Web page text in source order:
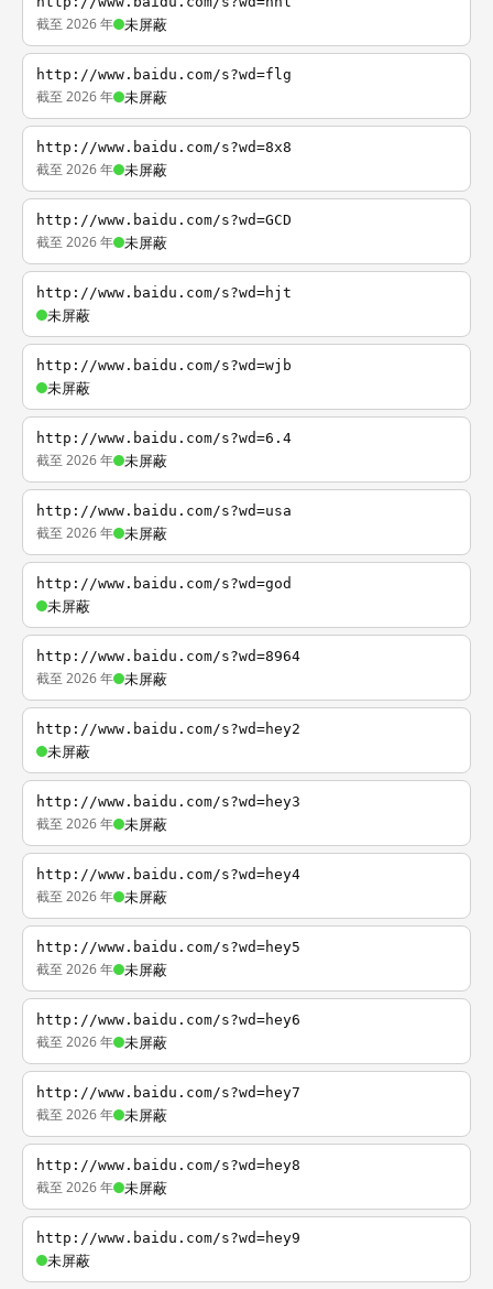
截至 2026 年 未屏蔽
http://www.baidu.com/s?wd=flg
截至 2026 年 未屏蔽
http://www.baidu.com/s?wd=8x8
截至 2026 年 未屏蔽
http://www.baidu.com/s?wd=GCD
截至 2026 年 未屏蔽
http://www.baidu.com/s?wd=hjt
未屏蔽
http://www.baidu.com/s?wd=wjb
未屏蔽
http://www.baidu.com/s?wd=6.4
截至 2026 年 未屏蔽
http://www.baidu.com/s?wd=usa
截至 2026 年 未屏蔽
http://www.baidu.com/s?wd=god
未屏蔽
http://www.baidu.com/s?wd=8964
截至 2026 年 未屏蔽
http://www.baidu.com/s?wd=hey2
未屏蔽
http://www.baidu.com/s?wd=hey3
截至 2026 年 未屏蔽
http://www.baidu.com/s?wd=hey4
截至 2026 年 未屏蔽
http://www.baidu.com/s?wd=hey5
截至 2026 年 未屏蔽
http://www.baidu.com/s?wd=hey6
截至 2026 年 未屏蔽
http://www.baidu.com/s?wd=hey7
截至 2026 年 未屏蔽
http://www.baidu.com/s?wd=hey8
截至 2026 年 未屏蔽
http://www.baidu.com/s?wd=hey9
未屏蔽